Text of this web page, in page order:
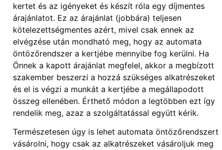
kertet és az igényeket és készít róla egy díjmentes
árajánlatot. Ez az árajánlat (jobbára) teljesen
kötelezettségmentes azért, mivel csak ennek az
elvégzése után mondható meg, hogy az automata
öntözőrendszer a kertjébe mennyibe fog kerülni. Ha
Önnek a kapott árajánlat megfelel, akkor a megbízott
szakember beszerzi a hozzá szükséges alkatrészeket
és el is végzi a munkát a kertjébe a megállapodott
összeg ellenében. Érthető módon a legtöbben ezt így
rendelik meg, azaz a szolgáltatással együtt kérik.
Természetesen úgy is lehet automata öntözőrendszert
vásárolni, hogy csak az alkatrészeket vásároljuk meg